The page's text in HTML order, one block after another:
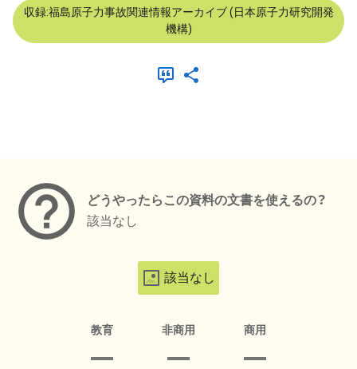
収録:福島原子力事故関連情報アーカイブ (日本原子力研究開発
機構)
どうやったらこの資料の文書を使えるの？
該当なし
該当なし
教育 非商用 商用